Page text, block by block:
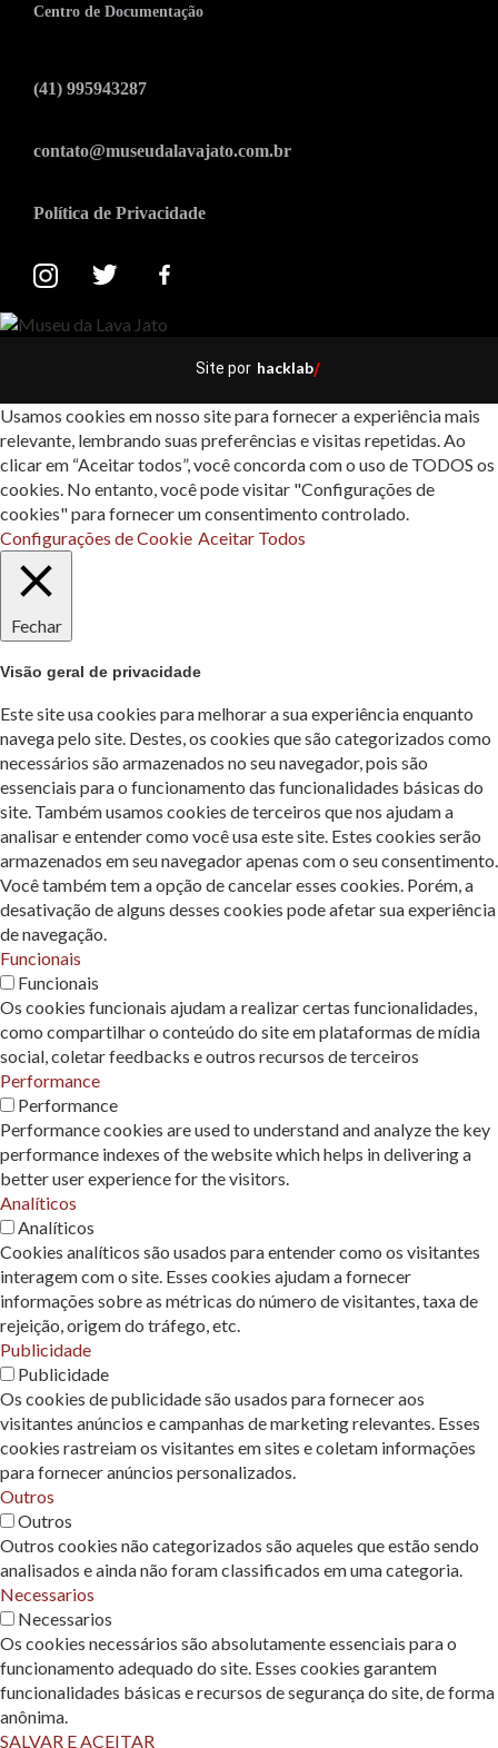
Centro de Documentação
(41) 995943287
contato@museudalavajato.com.br
Política de Privacidade
Site por hacklab/
Usamos cookies em nosso site para fornecer a experiência mais
relevante, lembrando suas preferências e visitas repetidas. Ao
clicar em “Aceitar todos”, você concorda com o uso de TODOS os
cookies. No entanto, você pode visitar "Configurações de
cookies" para fornecer um consentimento controlado.
Configurações de Cookie Aceitar Todos
Fechar
Visão geral de privacidade
Este site usa cookies para melhorar a sua experiência enquanto
navega pelo site. Destes, os cookies que são categorizados como
necessários são armazenados no seu navegador, pois são
essenciais para o funcionamento das funcionalidades básicas do
site. Também usamos cookies de terceiros que nos ajudam a
analisar e entender como você usa este site. Estes cookies serão
armazenados em seu navegador apenas com o seu consentimento.
Você também tem a opção de cancelar esses cookies. Porém, a
desativação de alguns desses cookies pode afetar sua experiência
de navegação.
Funcionais
Funcionais
Os cookies funcionais ajudam a realizar certas funcionalidades,
como compartilhar o conteúdo do site em plataformas de mídia
social, coletar feedbacks e outros recursos de terceiros
Performance
Performance
Performance cookies are used to understand and analyze the key
performance indexes of the website which helps in delivering a
better user experience for the visitors.
Analíticos
Analíticos
Cookies analíticos são usados ​​para entender como os visitantes
interagem com o site. Esses cookies ajudam a fornecer
informações sobre as métricas do número de visitantes, taxa de
rejeição, origem do tráfego, etc.
Publicidade
Publicidade
Os cookies de publicidade são usados ​​para fornecer aos
visitantes anúncios e campanhas de marketing relevantes. Esses
cookies rastreiam os visitantes em sites e coletam informações
para fornecer anúncios personalizados.
Outros
Outros
Outros cookies não categorizados são aqueles que estão sendo
analisados ​​e ainda não foram classificados em uma categoria.
Necessarios
Necessarios
Os cookies necessários são absolutamente essenciais para o
funcionamento adequado do site. Esses cookies garantem
funcionalidades básicas e recursos de segurança do site, de forma
anônima.
SALVAR E ACEITAR